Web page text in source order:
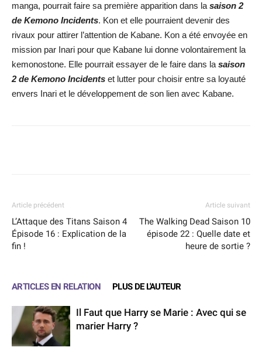
manga, pourrait faire sa première apparition dans la saison 2
de Kemono Incidents. Kon et elle pourraient devenir des
rivaux pour attirer l’attention de Kabane. Kon a été envoyée en
mission par Inari pour que Kabane lui donne volontairement la
kemonostone. Elle pourrait essayer de le faire dans la saison
2 de Kemono Incidents et lutter pour choisir entre sa loyauté
envers Inari et le développement de son lien avec Kabane.
Article précédent
L’Attaque des Titans Saison 4
Épisode 16 : Explication de la
fin !
Article suivant
The Walking Dead Saison 10
épisode 22 : Quelle date et
heure de sortie ?
ARTICLES EN RELATION PLUS DE L'AUTEUR
Il Faut que Harry se Marie : Avec qui se
marier Harry ?